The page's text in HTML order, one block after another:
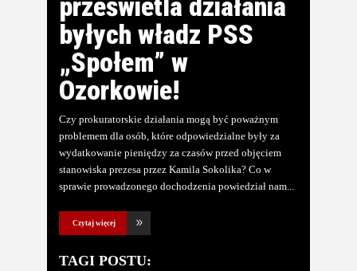
prześwietla działania
byłych władz PSS
„Społem” w
Ozorkowie!
Czy prokuratorskie działania mogą być poważnym
problemem dla osób, które odpowiedzialne były za
wydatkowanie pieniędzy za czasów przed objęciem
stanowiska prezesa przez Kamila Sokolika? Co w
sprawie prowadzonego dochodzenia powiedział nam
Czytaj więcej
TAGI POSTU: